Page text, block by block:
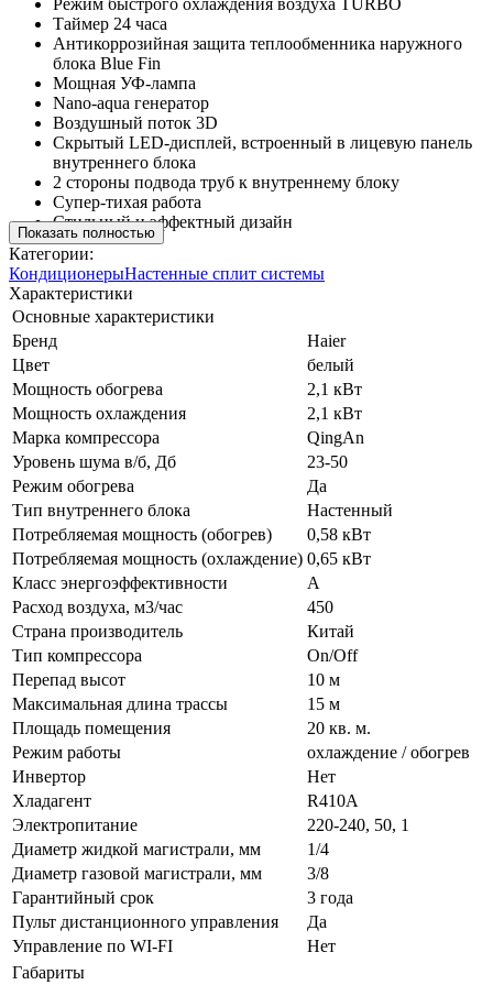
Таймер 24 часа
Антикоррозийная защита теплообменника наружного
блока Blue Fin
Мощная УФ-лампа
Nano-aqua генератор
Воздушный поток 3D
Скрытый LED-дисплей, встроенный в лицевую панель
внутреннего блока
2 стороны подвода труб к внутреннему блоку
Супер-тихая работа
Стильный и эффектный дизайн
Показать полностью
Категории:
КондиционерыНастенные сплит системы
Характеристики
Основные характеристики
Бренд
Haier
Цвет
белый
Мощность обогрева
2,1 кВт
Мощность охлаждения
2,1 кВт
Марка компрессора
QingAn
Уровень шума в/б, Дб
23-50
Режим обогрева
Да
Тип внутреннего блока
Настенный
Потребляемая мощность (обогрев)
0,58 кВт
Потребляемая мощность (охлаждение) 0,65 кВт
Класс энергоэффективности
A
Расход воздуха, м3/час
450
Страна производитель
Китай
Тип компрессора
On/Off
Перепад высот
10 м
Максимальная длина трассы
15 м
Площадь помещения
20 кв. м.
Режим работы
охлаждение / обогрев
Инвертор
Нет
Хладагент
R410A
Электропитание
220-240, 50, 1
Диаметр жидкой магистрали, мм
1/4
Диаметр газовой магистрали, мм
3/8
Гарантийный срок
3 года
Пульт дистанционного управления
Да
Управление по WI-FI
Нет
Габариты